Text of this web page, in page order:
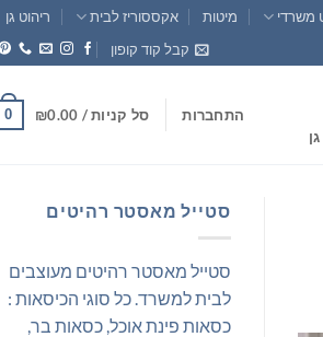
משרדי מיטות אקססוריז לבית
ריהוט גן
קבל קוד קופון
התחברות סל קניות / ₪0.00
0
סטייל מאסטר רהיטים
סטייל מאסטר רהיטים מעוצבים
לבית למשרד. כל סוגי הכיסאות :
כסאות פינת אוכל, כסאות בר,